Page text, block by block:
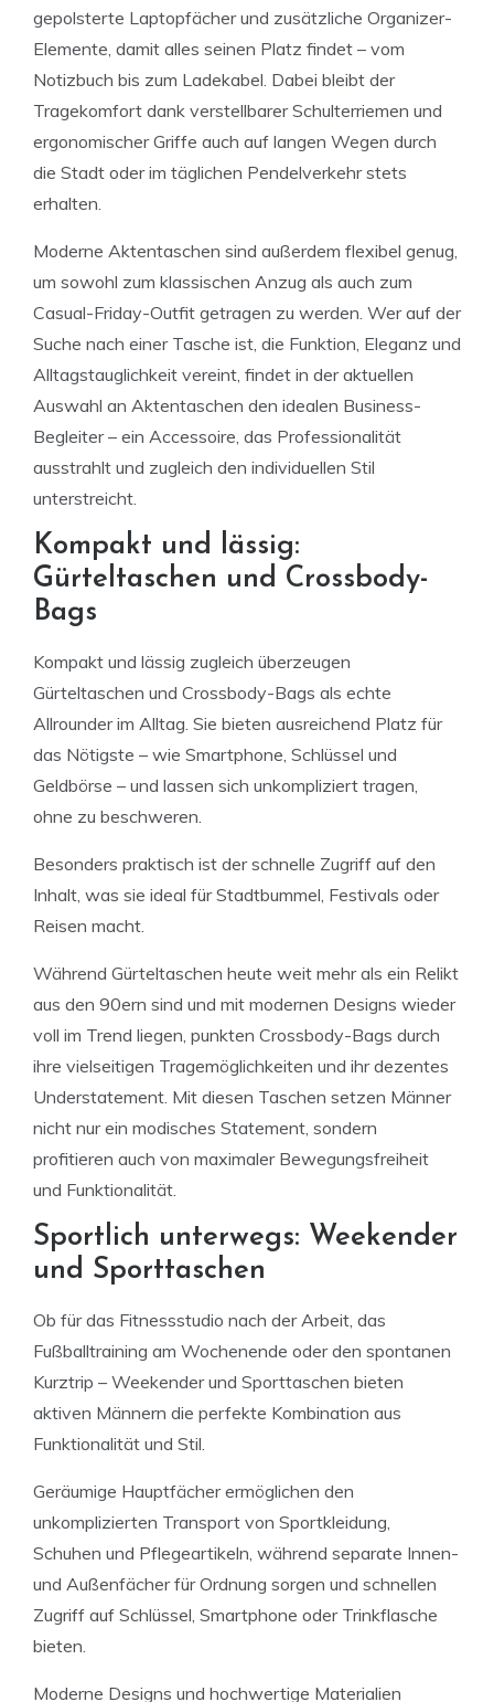
gepolsterte Laptopfächer und zusätzliche Organizer-
Elemente, damit alles seinen Platz findet – vom
Notizbuch bis zum Ladekabel. Dabei bleibt der
Tragekomfort dank verstellbarer Schulterriemen und
ergonomischer Griffe auch auf langen Wegen durch
die Stadt oder im täglichen Pendelverkehr stets
erhalten.
Moderne Aktentaschen sind außerdem flexibel genug,
um sowohl zum klassischen Anzug als auch zum
Casual-Friday-Outfit getragen zu werden. Wer auf der
Suche nach einer Tasche ist, die Funktion, Eleganz und
Alltagstauglichkeit vereint, findet in der aktuellen
Auswahl an Aktentaschen den idealen Business-
Begleiter – ein Accessoire, das Professionalität
ausstrahlt und zugleich den individuellen Stil
unterstreicht.
Kompakt und lässig:
Gürteltaschen und Crossbody-
Bags
Kompakt und lässig zugleich überzeugen
Gürteltaschen und Crossbody-Bags als echte
Allrounder im Alltag. Sie bieten ausreichend Platz für
das Nötigste – wie Smartphone, Schlüssel und
Geldbörse – und lassen sich unkompliziert tragen,
ohne zu beschweren.
Besonders praktisch ist der schnelle Zugriff auf den
Inhalt, was sie ideal für Stadtbummel, Festivals oder
Reisen macht.
Während Gürteltaschen heute weit mehr als ein Relikt
aus den 90ern sind und mit modernen Designs wieder
voll im Trend liegen, punkten Crossbody-Bags durch
ihre vielseitigen Tragemöglichkeiten und ihr dezentes
Understatement. Mit diesen Taschen setzen Männer
nicht nur ein modisches Statement, sondern
profitieren auch von maximaler Bewegungsfreiheit
und Funktionalität.
Sportlich unterwegs: Weekender
und Sporttaschen
Ob für das Fitnessstudio nach der Arbeit, das
Fußballtraining am Wochenende oder den spontanen
Kurztrip – Weekender und Sporttaschen bieten
aktiven Männern die perfekte Kombination aus
Funktionalität und Stil.
Geräumige Hauptfächer ermöglichen den
unkomplizierten Transport von Sportkleidung,
Schuhen und Pflegeartikeln, während separate Innen-
und Außenfächer für Ordnung sorgen und schnellen
Zugriff auf Schlüssel, Smartphone oder Trinkflasche
bieten.
Moderne Designs und hochwertige Materialien